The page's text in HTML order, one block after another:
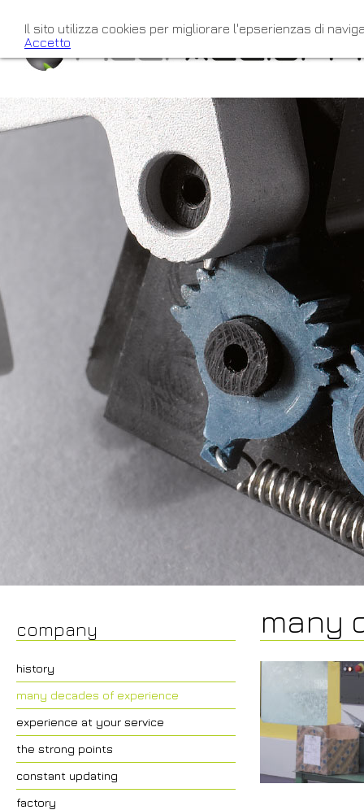
Il sito utilizza cookies per migliorare l'epserienzas di
Accetto
company
history
many decades of experience
experience at your service
the strong points
constant updating
factory
many